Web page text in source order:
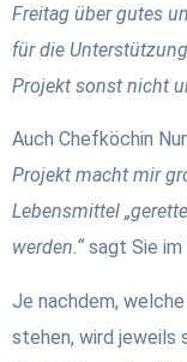
Freitag über gutes
für die
Projekt sonst nicht
Auch Chefköchin
Projekt macht mir
Lebensmittel
werden.“ sagt Sie
Je nachdem,
stehen, wird jeweils